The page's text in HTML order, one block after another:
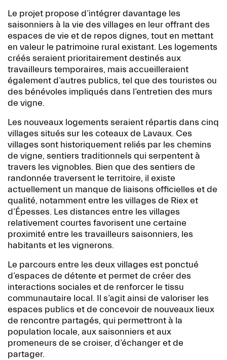
Le projet propose d’intégrer davantage les
saisonniers à la vie des villages en leur offrant des
espaces de vie et de repos dignes, tout en mettant
en valeur le patrimoine rural existant. Les logements
créés seraient prioritairement destinés aux
travailleurs temporaires, mais accueilleraient
également d’autres publics, tel que des touristes ou
des bénévoles impliqués dans l’entretien des murs
de vigne.
Les nouveaux logements seraient répartis dans cinq
villages situés sur les coteaux de Lavaux. Ces
villages sont historiquement reliés par les chemins
de vigne, sentiers traditionnels qui serpentent à
travers les vignobles. Bien que des sentiers de
randonnée traversent le territoire, il existe
actuellement un manque de liaisons officielles et de
qualité, notamment entre les villages de Riex et
d’Épesses. Les distances entre les villages
relativement courtes favorisent une certaine
proximité entre les travailleurs saisonniers, les
habitants et les vignerons.
Le parcours entre les deux villages est ponctué
d’espaces de détente et permet de créer des
interactions sociales et de renforcer le tissu
communautaire local. Il s’agit ainsi de valoriser les
espaces publics et de concevoir de nouveaux lieux
de rencontre partagés, qui permettront à la
population locale, aux saisonniers et aux
promeneurs de se croiser, d’échanger et de
partager.